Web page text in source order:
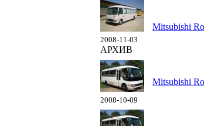
2008-11-03
АРХИВ
Mitsubishi
2008-10-09
Mitsubishi